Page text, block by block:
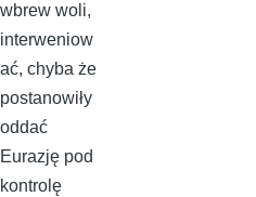
wbrew woli,
interweniow
ać, chyba że
postanowiły
oddać
Eurazję pod
kontrolę